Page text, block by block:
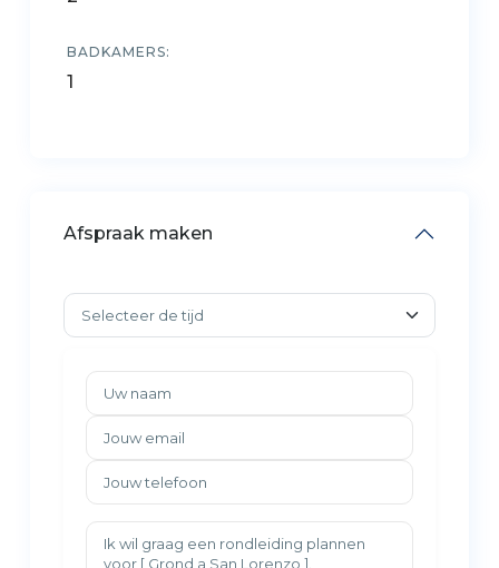
BADKAMERS:
1
Afspraak maken